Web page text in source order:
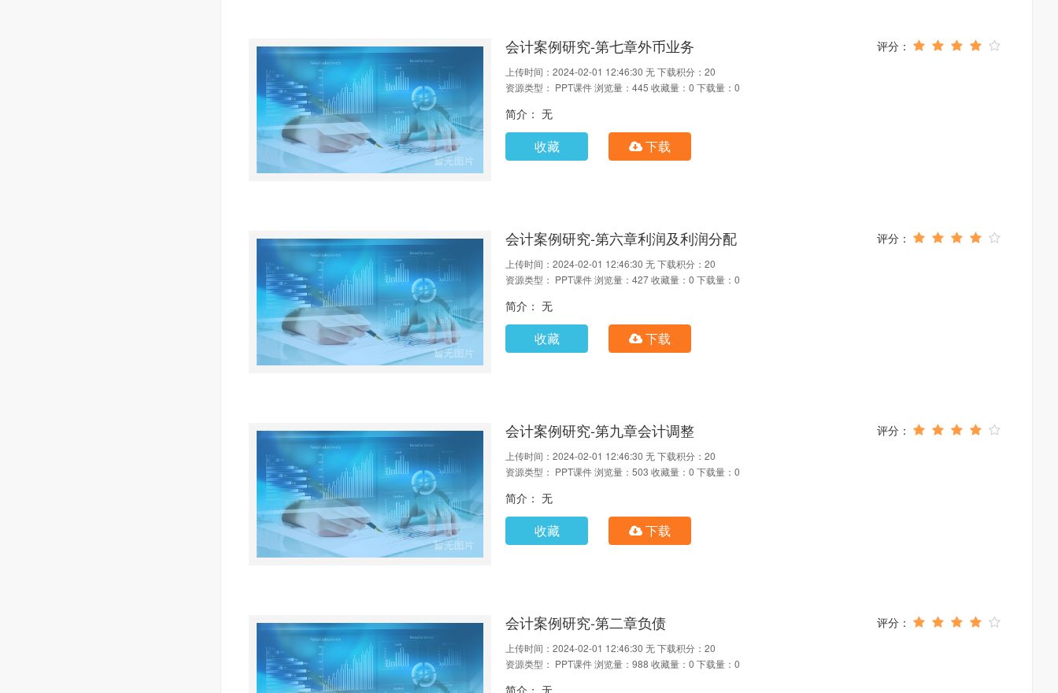
会计案例研究-第七章外币业务
上传时间：2024-02-01 12:46:30 无下载积分：20
资源类型： PPT课件浏览量：445 收藏量：0 下载量：0
简介： 无
收藏 下载
会计案例研究-第六章利润及利润分配
上传时间：2024-02-01 12:46:30 无下载积分：20
资源类型： PPT课件浏览量：427收藏量：0 下载量：0
简介： 无
收藏 下载
会计案例研究-第九章会计调整
上传时间：2024-02-01 12:46:30 无下载积分：20
资源类型： PPT课件浏览量：503 收藏量：0 下载量：0
简介： 无
收藏 下载
会计案例研究-第二章负债
上传时间：2024-02-01 12:46:30 无下载积分：20
资源类型： PPT课件浏览量：988 收藏量：0 下载量：0
简介： 无